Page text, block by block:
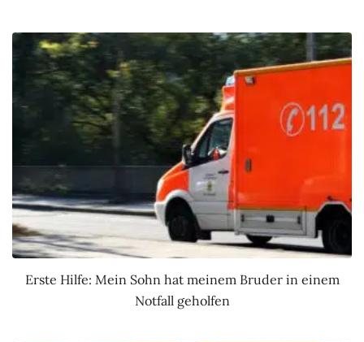
Erste Hilfe: Mein Sohn hat meinem Bruder in einem
Notfall geholfen